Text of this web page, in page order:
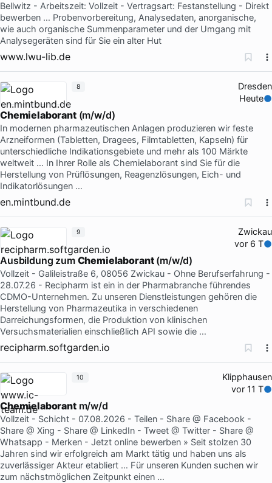
Bellwitz - Arbeitszeit: Vollzeit - Vertragsart: Festanstellung - Direkt
bewerben … Probenvorbereitung, Analysedaten, anorganische,
wie auch organische Summenparameter und der Umgang mit
Analysegeräten sind für Sie ein alter Hut
www.lwu-lib.de
Dresden
Heute
Chemielaborant(m/w/d)
In modernen pharmazeutischen Anlagen produzieren wir feste
Arzneiformen (Tabletten, Dragees, Filmtabletten, Kapseln) für
unterschiedliche Indikationsgebiete und mehr als 100 Märkte
weltweit … In Ihrer Rolle als Chemielaborant sind Sie für die
Herstellung von Prüflösungen, Reagenzlösungen, Eich- und
Indikatorlösungen …
en.mintbund.de
8
Zwickau
vor 6 T
Ausbildung zum Chemielaborant(m/w/d)
Vollzeit - Galileistraße 6, 08056 Zwickau - Ohne Berufserfahrung -
28.07.26 - Recipharm ist ein in der Pharmabranche führendes
CDMO-Unternehmen. Zu unseren Dienstleistungen gehören die
Herstellung von Pharmazeutika in verschiedenen
Darreichungsformen, die Produktion von klinischen
Versuchsmaterialien einschließlich API sowie die …
recipharm.softgarden.io
9
Klipphausen
vor 11 T
Chemielaborantm/w/d
Vollzeit - Schicht - 07.08.2026 - Teilen - Share @ Facebook -
Share @ Xing - Share @ LinkedIn - Tweet @ Twitter - Share @
Whatsapp - Merken - Jetzt online bewerben » Seit stolzen 30
Jahren sind wir erfolgreich am Markt tätig und haben uns als
zuverlässiger Akteur etabliert … Für unseren Kunden suchen wir
zum nächstmöglichen Zeitpunkt einen …
10